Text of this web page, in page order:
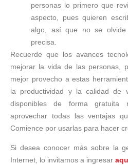
personas lo primero que
aspecto, pues quieren
algo, así que no se olvide
precisa.
Recuerde que los avances
mejorar la vida de las personas,
mejor provecho a estas
la productividad y la calidad de
disponibles de forma
aprovechar todas las ventajas
Comience por usarlas para hacer
Si desea conocer más sobre la
Internet, lo invitamos a ingresar